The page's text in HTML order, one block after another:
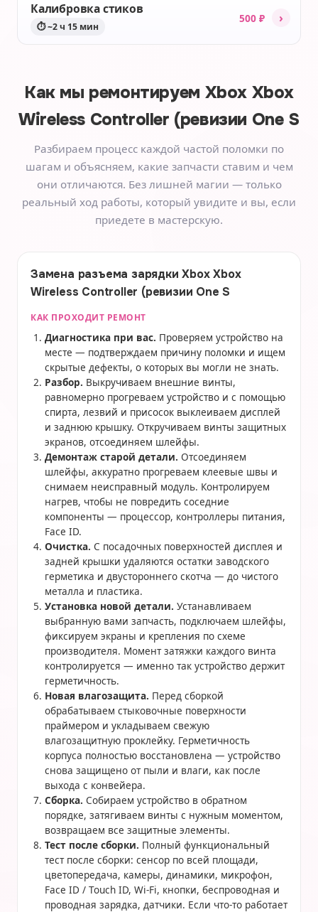
Калибровка стиков
⏱ ~2 ч 15 мин
500 ₽ ›
Как мы ремонтируем Xbox Xbox
Wireless Controller (ревизии One S
Разбираем процесс каждой частой поломки по
шагам и объясняем, какие запчасти ставим и чем
они отличаются. Без лишней магии — только
реальный ход работы, который увидите и вы, если
приедете в мастерскую.
Замена разъема зарядки Xbox Xbox
Wireless Controller (ревизии One S
КАК ПРОХОДИТ РЕМОНТ
Диагностика при вас. Проверяем устройство на
месте — подтверждаем причину поломки и ищем
скрытые дефекты, о которых вы могли не знать.
Разбор. Выкручиваем внешние винты,
равномерно прогреваем устройство и с помощью
спирта, лезвий и присосок выклеиваем дисплей
и заднюю крышку. Откручиваем винты защитных
экранов, отсоединяем шлейфы.
Демонтаж старой детали. Отсоединяем
шлейфы, аккуратно прогреваем клеевые швы и
снимаем неисправный модуль. Контролируем
нагрев, чтобы не повредить соседние
компоненты — процессор, контроллеры питания,
Face ID.
Очистка. С посадочных поверхностей дисплея и
задней крышки удаляются остатки заводского
герметика и двустороннего скотча — до чистого
металла и пластика.
Установка новой детали. Устанавливаем
выбранную вами запчасть, подключаем шлейфы,
фиксируем экраны и крепления по схеме
производителя. Момент затяжки каждого винта
контролируется — именно так устройство держит
герметичность.
Новая влагозащита. Перед сборкой
обрабатываем стыковочные поверхности
праймером и укладываем свежую
влагозащитную проклейку. Герметичность
корпуса полностью восстановлена — устройство
снова защищено от пыли и влаги, как после
выхода с конвейера.
Сборка. Собираем устройство в обратном
порядке, затягиваем винты с нужным моментом,
возвращаем все защитные элементы.
Тест после сборки. Полный функциональный
тест после сборки: сенсор по всей площади,
цветопередача, камеры, динамики, микрофон,
Face ID / Touch ID, Wi-Fi, кнопки, беспроводная и
проводная зарядка, датчики. Если что-то работает